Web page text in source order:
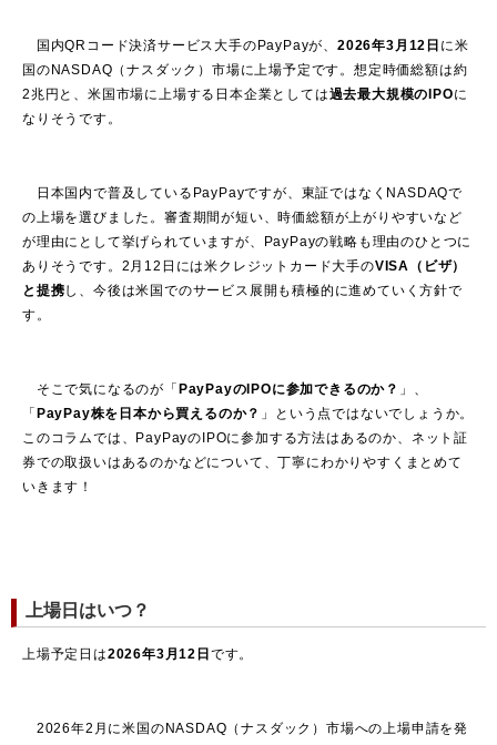
国内QRコード決済サービス大手のPayPayが、 2026年3月12日 に米
国のNASDAQ（ナスダック）市場に上場予定です。想定時価総額は約
2兆円と、米国市場に上場する日本企業としては過去最大規模のIPOに
なりそうです。
日本国内で普及しているPayPayですが、東証ではなくNASDAQで
の上場を選びました。審査期間が短い、時価総額が上がりやすいなど
が理由にとして挙げられていますが、PayPayの戦略も理由のひとつに
ありそうです。2月12日には米クレジットカード大手のVISA（ビザ）
と提携し、今後は米国でのサービス展開も積極的に進めていく方針で
す。
そこで気になるのが「 PayPayのIPOに参加できるのか？ 」、
「 PayPay株を日本から買えるのか？ 」という点ではないでしょうか。
このコラムでは、PayPayのIPOに参加する方法はあるのか、ネット証
券での取扱いはあるのかなどについて、丁寧にわかりやすくまとめて
いきます！
上場日はいつ？
上場予定日は2026年3月12日 です。
2026年2月に米国のNASDAQ（ナスダック）市場への上場申請を発